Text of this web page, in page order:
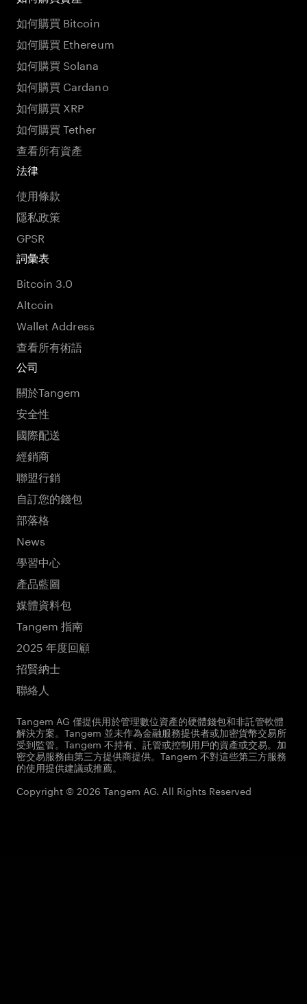
如何購買 Bitcoin
如何購買 Ethereum
如何購買 Solana
如何購買 Cardano
如何購買 XRP
如何購買 Tether
查看所有資產
法律
使用條款
隱私政策
GPSR
詞彙表
Bitcoin 3.0
Altcoin
Wallet Address
查看所有術語
公司
關於Tangem
安全性
國際配送
經銷商
聯盟行銷
自訂您的錢包
部落格
News
學習中心
產品藍圖
媒體資料包
Tangem 指南
2025 年度回顧
招賢納士
聯絡人
Tangem AG 僅提供用於管理數位資產的硬體錢包和非託管軟體
解決方案。Tangem 並未作為金融服務提供者或加密貨幣交易所
受到監管。Tangem 不持有、託管或控制用戶的資產或交易。加
密交易服務由第三方提供商提供。Tangem 不對這些第三方服務
的使用提供建議或推薦。